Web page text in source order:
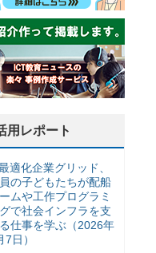
用レポート
適化企業グリッド、
の子どもたちが配船
ムや工作プログラミ
で社会インフラを支
仕事を学ぶ（2026年
7日）